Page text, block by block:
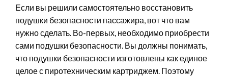
Если вы решили самостоятельно восстановить
подушки безопасности пассажира, вот что вам
нужно сделать. Во-первых, необходимо приобрести
сами подушки безопасности. Вы должны понимать,
что подушки безопасности изготовлены как единое
целое с пиротехническим картриджем. Поэтому